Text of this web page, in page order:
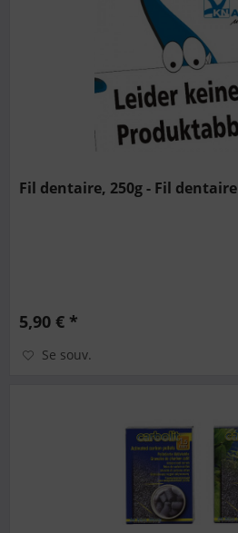
Fil dentaire, 250g - Fil dentaire
5,90 € *
Se souv.